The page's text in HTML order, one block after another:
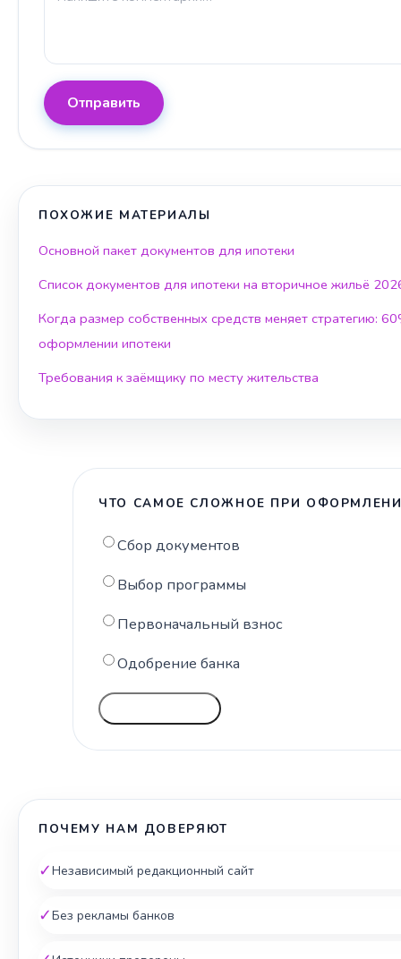
Отправить
ПОХОЖИЕ МАТЕРИАЛЫ
Основной пакет документов для ипотеки
Список документов для ипотеки на вторичное жильё
Когда размер собственных средств меняет стратегию:
оформлении ипотеки
Требования к заёмщику по месту жительства
ЧТО САМОЕ СЛОЖНОЕ ПРИ
Сбор документов
Выбор программы
Первоначальный взнос
Одобрение банка
ПОЧЕМУ НАМ ДОВЕРЯЮТ
✓Независимый редакционный сайт
✓Без рекламы банков